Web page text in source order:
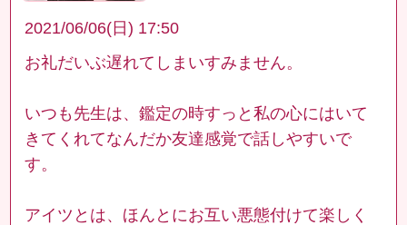
2021/06/06(日) 17:50
お礼だいぶ遅れてしまいすみません。
いつも先生は、鑑定の時すっと私の心にはいて
きてくれてなんだか友達感覚で話しやすいで
す。
アイツとは、ほんとにお互い悪態付けて楽しく